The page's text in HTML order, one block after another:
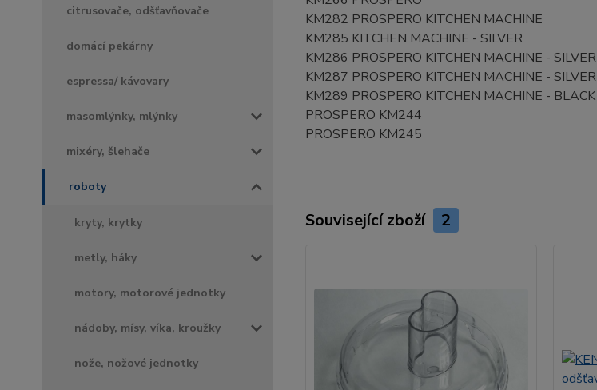
citrusovače, odšťavňovače
domácí pekárny
espressa/ kávovary
masomlýnky, mlýnky
mixéry, šlehače
roboty
kryty, krytky
metly, háky
motory, motorové jednotky
nádoby, mísy, víka, kroužky
nože, nožové jednotky
KM282 PROSPERO KITCHEN MACHINE
KM285 KITCHEN MACHINE - SILVER
KM286 PROSPERO KITCHEN MACHINE - SILVER
KM287 PROSPERO KITCHEN MACHINE - SILVER
KM289 PROSPERO KITCHEN MACHINE - BLACK
PROSPERO KM244
PROSPERO KM245
Související zboží 2